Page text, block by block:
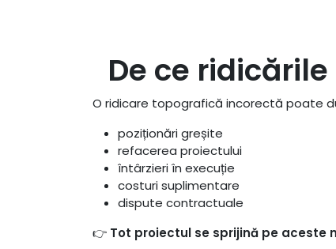
De ce
O ridicare topografică incorectă poate
poziționări greșite
refacerea proiectului
întârzieri în execuție
costuri suplimentare
dispute contractuale
👉 Tot proiectul se sprijină pe aceste